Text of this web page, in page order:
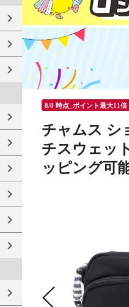
8/8 時点_ポイント最大11倍
チャムス シ
チスウェッ
ッピング可